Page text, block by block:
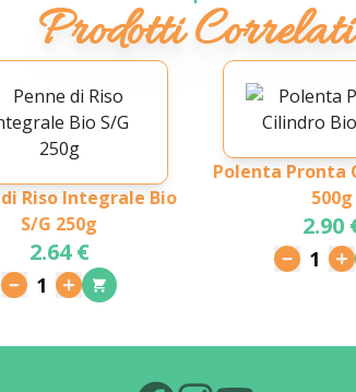
Prodotti Correlati
Bio
S/G 250g
2.64 €
1
Polenta Pronta
500g
2.90
1